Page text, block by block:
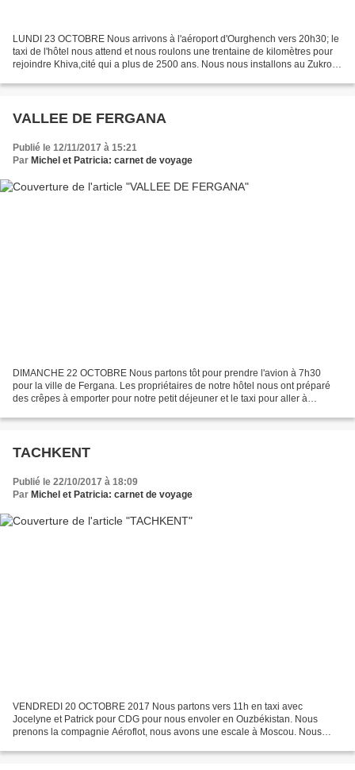
LUNDI 23 OCTOBRE Nous arrivons à l'aéroport d'Ourghench vers 20h30; le
taxi de l'hôtel nous attend et nous roulons une trentaine de kilomètres pour
rejoindre Khiva,cité qui a plus de 2500 ans. Nous nous installons au Zukro
VALLEE DE FERGANA
Publié le 12/11/2017 à 15:21
Par Michel et Patricia: carnet de voyage
DIMANCHE 22 OCTOBRE Nous partons tôt pour prendre l'avion à 7h30
pour la ville de Fergana. Les propriétaires de notre hôtel nous ont préparé
des crêpes à emporter pour notre petit déjeuner et le taxi pour aller à
TACHKENT
Publié le 22/10/2017 à 18:09
Par Michel et Patricia: carnet de voyage
VENDREDI 20 OCTOBRE 2017 Nous partons vers 11h en taxi avec
Jocelyne et Patrick pour CDG pour nous envoler en Ouzbékistan. Nous
prenons la compagnie Aéroflot, nous avons une escale à Moscou. Nous